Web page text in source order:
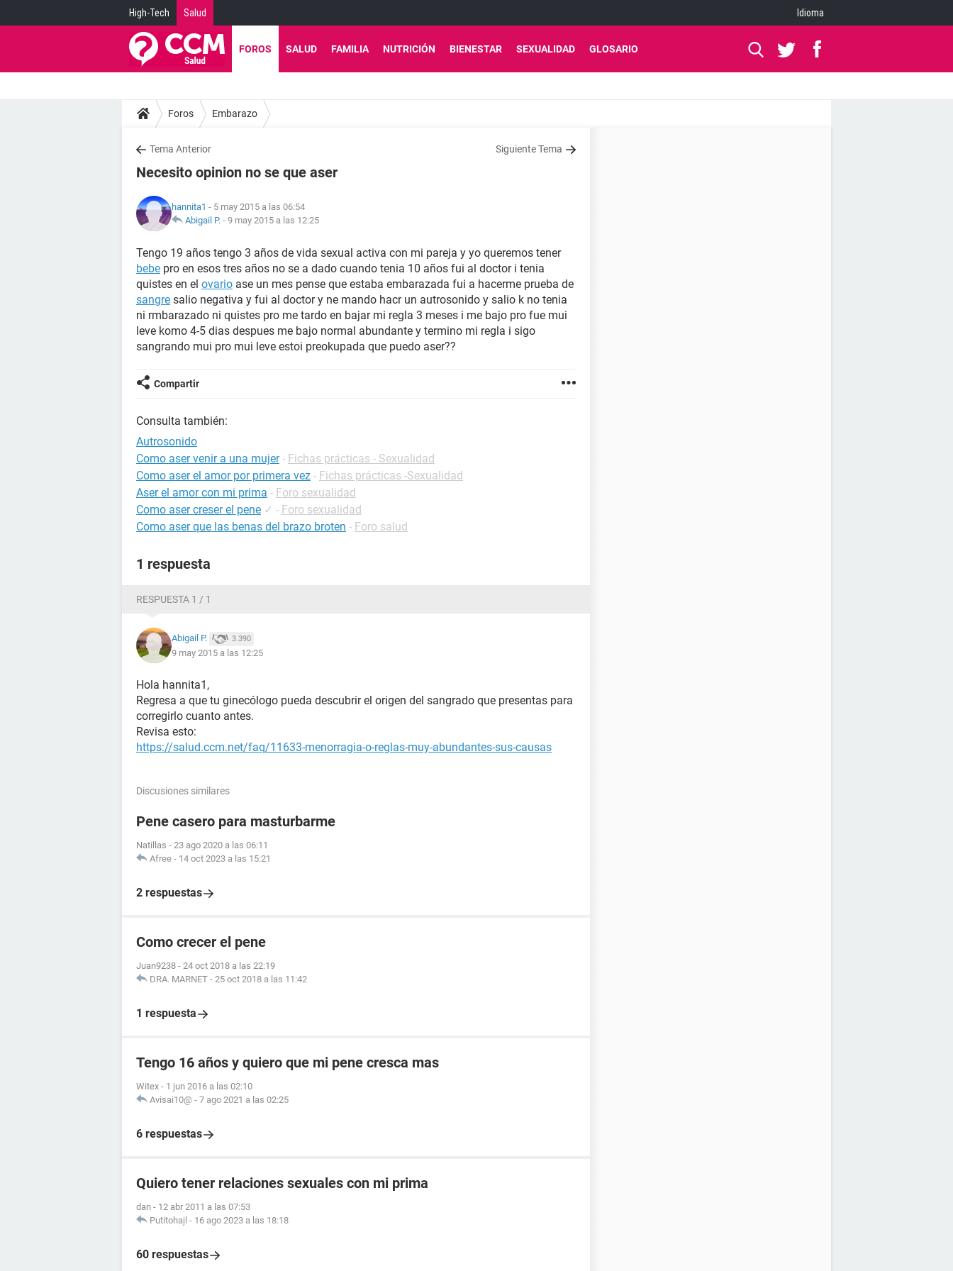
High-Tech Salud Idioma
FOROS SALUD FAMILIA NUTRICIÓN BIENESTAR SEXUALIDAD GLOSARIO
Foros Embarazo
Tema Anterior Siguiente Tema
Necesito opinion no se que aser
hannita1 - 5 may 2015 a las 06:54
Abigail P. - 9 may 2015 a las 12:25
Tengo 19 años tengo 3 años de vida sexual activa con mi pareja y yo queremos tener
bebe pro en esos tres años no se a dado cuando tenia 10 años fui al doctor i tenia
quistes en el ovario ase un mes pense que estaba embarazada fui a hacerme prueba de
sangre salio negativa y fui al doctor y ne mando hacr un autrosonido y salio k no tenia
ni rmbarazado ni quistes pro me tardo en bajar mi regla 3 meses i me bajo pro fue mui
leve komo 4-5 dias despues me bajo normal abundante y termino mi regla i sigo
sangrando mui pro mui leve estoi preokupada que puedo aser??
Compartir
Consulta también:
Autrosonido
Como aser venir a una mujer - Fichas prácticas - Sexualidad
Como aser el amor por primera vez - Fichas prácticas -Sexualidad
Aser el amor con mi prima - Foro sexualidad
Como aser creser el pene ✓ - Foro sexualidad
Como aser que las benas del brazo broten - Foro salud
1 respuesta
RESPUESTA 1 / 1
Abigail P. 3.390
9 may 2015 a las 12:25
Hola hannita1,
Regresa a que tu ginecólogo pueda descubrir el origen del sangrado que presentas para
corregirlo cuanto antes.
Revisa esto:
https://salud.ccm.net/faq/11633-menorragia-o-reglas-muy-abundantes-sus-causas
Discusiones similares
Pene casero para masturbarme
Natillas - 23 ago 2020 a las 06:11
Afree - 14 oct 2023 a las 15:21
2 respuestas
Como crecer el pene
Juan9238 - 24 oct 2018 a las 22:19
DRA. MARNET - 25 oct 2018 a las 11:42
1 respuesta
Tengo 16 años y quiero que mi pene cresca mas
Witex - 1 jun 2016 a las 02:10
Avisai10@ - 7 ago 2021 a las 02:25
6 respuestas
Quiero tener relaciones sexuales con mi prima
dan - 12 abr 2011 a las 07:53
Putitohajl - 16 ago 2023 a las 18:18
60 respuestas